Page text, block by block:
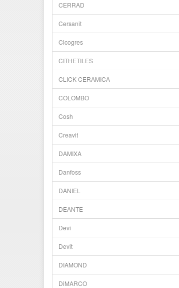
CERRAD
Cersanit
Cicogres
CITHETILES
CLICK CERAMICA
COLOMBO
Cosh
Creavit
DAMIXA
Danfoss
DANIEL
DEANTE
Devi
Devit
DIAMOND
DiMARCO